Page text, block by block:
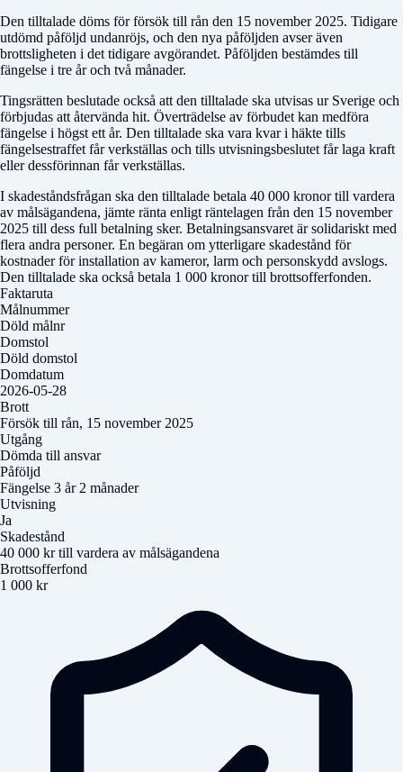
Den tilltalade döms för försök till rån den 15 november 2025. Tidigare
utdömd påföljd undanröjs, och den nya påföljden avser även
brottsligheten i det tidigare avgörandet. Påföljden bestämdes till
fängelse i tre år och två månader.
Tingsrätten beslutade också att den tilltalade ska utvisas ur Sverige och
förbjudas att återvända hit. Överträdelse av förbudet kan medföra
fängelse i högst ett år. Den tilltalade ska vara kvar i häkte tills
fängelsestraffet får verkställas och tills utvisningsbeslutet får laga kraft
eller dessförinnan får verkställas.
I skadeståndsfrågan ska den tilltalade betala 40 000 kronor till vardera
av målsägandena, jämte ränta enligt räntelagen från den 15 november
2025 till dess full betalning sker. Betalningsansvaret är solidariskt med
flera andra personer. En begäran om ytterligare skadestånd för
kostnader för installation av kameror, larm och personskydd avslogs.
Den tilltalade ska också betala 1 000 kronor till brottsofferfonden.
Faktaruta
Målnummer
Döld målnr
Domstol
Döld domstol
Domdatum
2026-05-28
Brott
Försök till rån, 15 november 2025
Utgång
Dömda till ansvar
Påföljd
Fängelse 3 år 2 månader
Utvisning
Ja
Skadestånd
40 000 kr till vardera av målsägandena
Brottsofferfond
1 000 kr